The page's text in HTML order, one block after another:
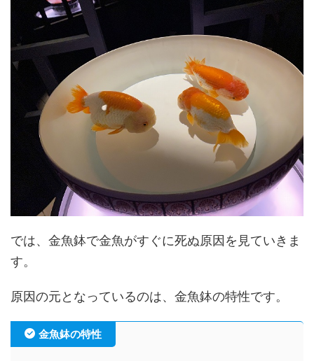
では、金魚鉢で金魚がすぐに死ぬ原因を見ていきま
す。
原因の元となっているのは、金魚鉢の特性です。
金魚鉢の特性